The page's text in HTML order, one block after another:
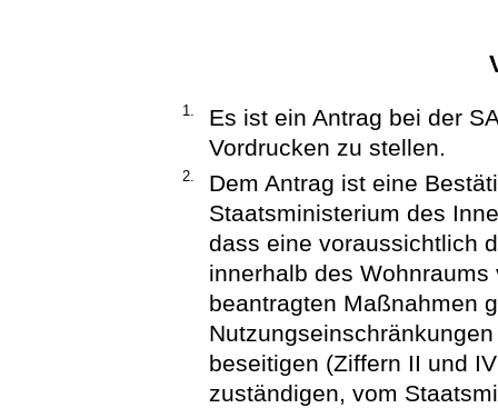
1.
Es ist ein Antrag bei der
Vordrucken zu stellen.
2.
Dem Antrag ist eine
Staatsministerium des
dass eine voraussichtlich
innerhalb des
beantragten Maßnahmen
beseitigen (Ziffern II und
zuständigen, vom